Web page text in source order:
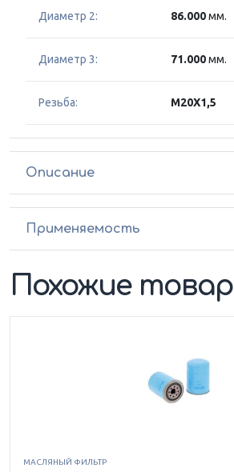
Диаметр 2: 86.000мм.
Диаметр 3: 71.000мм.
Резьба: M20X1,5
Описание
Применяемость
Похожие
МАСЛЯНЫЙ ФИЛЬТР